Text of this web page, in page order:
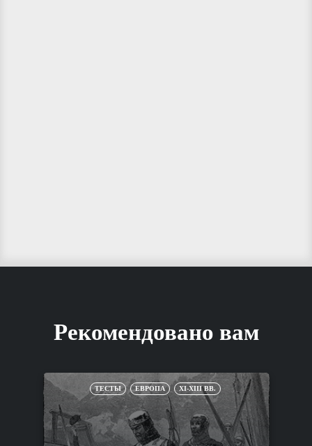
Рекомендовано вам
ТЕСТЫ ЕВРОПА XI-XIII ВВ.